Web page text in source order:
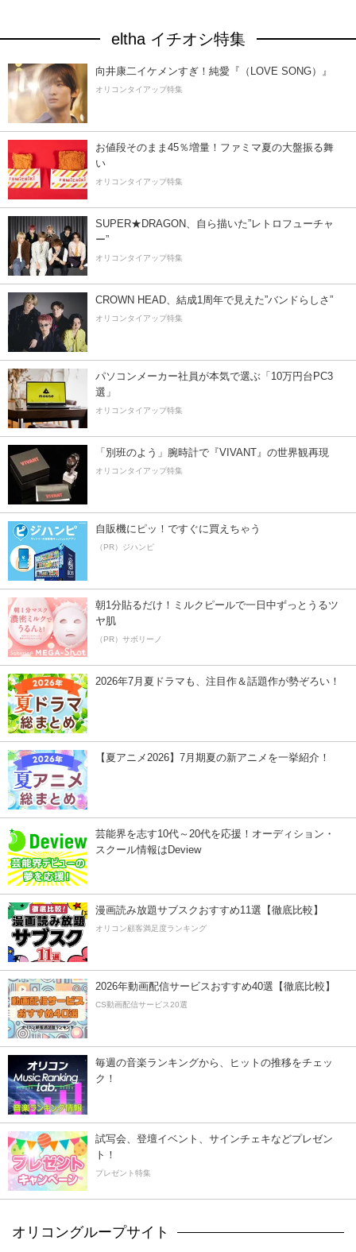
eltha イチオシ特集
向井康二イケメンすぎ！純愛『（LOVE SONG）』
オリコンタイアップ特集
お値段そのまま45％増量！ファミマ夏の大盤振る舞
い
オリコンタイアップ特集
SUPER★DRAGON、自ら描いた”レトロフューチャ
ー”
オリコンタイアップ特集
CROWN HEAD、結成1周年で見えた”バンドらしさ”
オリコンタイアップ特集
パソコンメーカー社員が本気で選ぶ「10万円台PC3
選」
オリコンタイアップ特集
「別班のよう」腕時計で『VIVANT』の世界観再現
オリコンタイアップ特集
自販機にピッ！ですぐに買えちゃう
（PR）ジハンピ
朝1分貼るだけ！ミルクピールで一日中ずっとうるツ
ヤ肌
（PR）サボリーノ
2026年7月夏ドラマも、注目作＆話題作が勢ぞろい！
【夏アニメ2026】7月期夏の新アニメを一挙紹介！
芸能界を志す10代～20代を応援！オーディション・
スクール情報はDeview
漫画読み放題サブスクおすすめ11選【徹底比較】
オリコン顧客満足度ランキング
2026年動画配信サービスおすすめ40選【徹底比較】
CS動画配信サービス20選
毎週の音楽ランキングから、ヒットの推移をチェッ
ク！
試写会、登壇イベント、サインチェキなどプレゼン
ト！
プレゼント特集
オリコングループサイト